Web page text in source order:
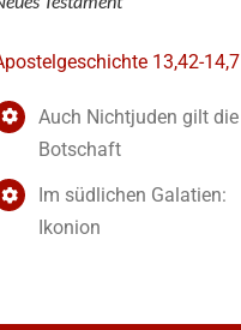
13,42-14,7
Auch Nichtjuden gilt die
Botschaft
Im südlichen Galatien:
Ikonion